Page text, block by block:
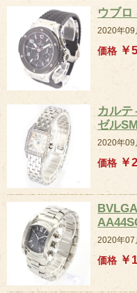
ウブロ
2020年09
価格 ￥
カル
ゼル
2020年09
価格 ￥
2020年07
価格 ￥